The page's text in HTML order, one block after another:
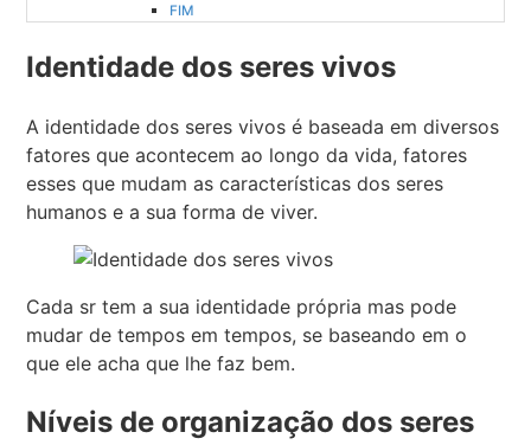
FIM
Identidade dos seres vivos
A identidade dos seres vivos é baseada em diversos
fatores que acontecem ao longo da vida, fatores
esses que mudam as características dos seres
humanos e a sua forma de viver.
Cada sr tem a sua identidade própria mas pode
mudar de tempos em tempos, se baseando em o
que ele acha que lhe faz bem.
Níveis de organização dos seres